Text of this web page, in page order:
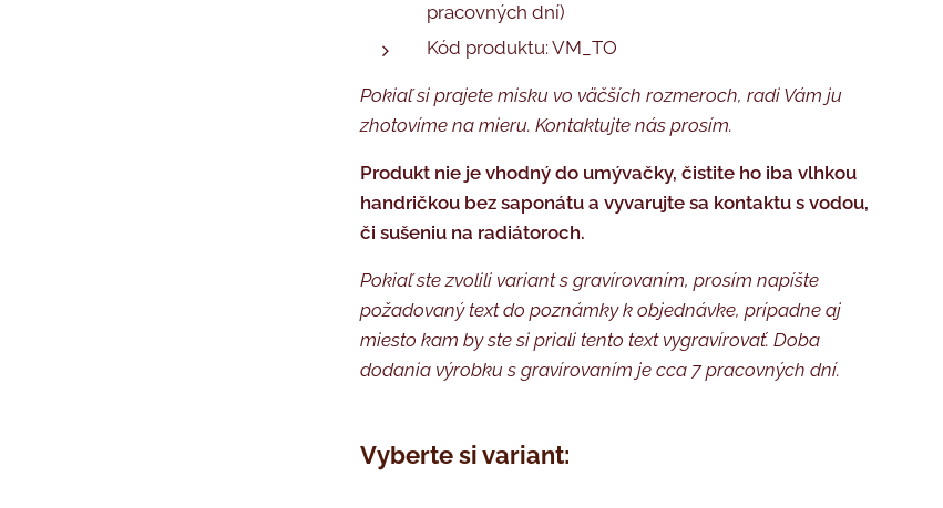
pracovných dní)
Kód produktu: VM_TO
Pokiaľ si prajete misku vo väčších rozmeroch, radi Vám ju
zhotovíme na mieru. Kontaktujte nás prosím.
Produkt nie je vhodný do umývačky, čistite ho iba vlhkou
handričkou bez saponátu a vyvarujte sa kontaktu s vodou,
či sušeniu na radiátoroch.
Pokiaľ ste zvolili variant s gravírovaním, prosím napíšte
požadovaný text do poznámky k objednávke, prípadne aj
miesto kam by ste si priali tento text vygravírovať. Doba
dodania výrobku s gravírovaním je cca 7 pracovných dní.
Vyberte si variant: